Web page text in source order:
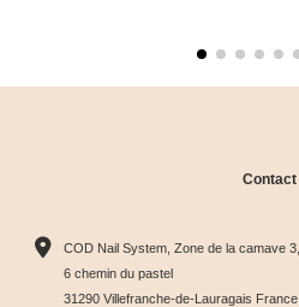
Contact
COD Nail System, Zone de la camave 3,
6 chemin du pastel
31290 Villefranche-de-Lauragais France